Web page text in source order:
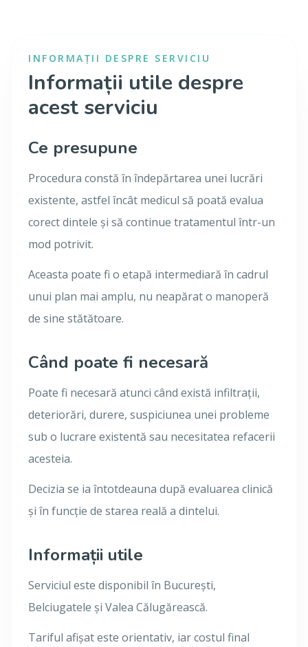
INFORMAȚII DESPRE SERVICIU
Informații utile despre
acest serviciu
Ce presupune
Procedura constă în îndepărtarea unei lucrări
existente, astfel încât medicul să poată evalua
corect dintele și să continue tratamentul într-un
mod potrivit.
Aceasta poate fi o etapă intermediară în cadrul
unui plan mai amplu, nu neapărat o manoperă
de sine stătătoare.
Când poate fi necesară
Poate fi necesară atunci când există infiltrații,
deteriorări, durere, suspiciunea unei probleme
sub o lucrare existentă sau necesitatea refacerii
acesteia.
Decizia se ia întotdeauna după evaluarea clinică
și în funcție de starea reală a dintelui.
Informații utile
Serviciul este disponibil în București,
Belciugatele și Valea Călugărească.
Tariful afișat este orientativ, iar costul final